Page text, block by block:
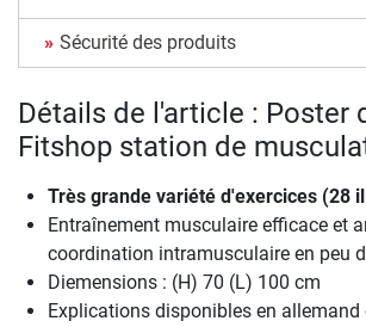
Sécurité des produits
Détails de l'article : Poster
Fitshop station de
Très grande variété d'exercices (28
Entraînement musculaire efficace et
coordination intramusculaire en peu
Diemensions : (H) 70 (L) 100 cm
Explications disponibles en allemand